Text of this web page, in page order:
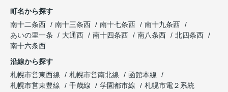
町名から探す
南十二条西
南十三条西 南十七条西
南十九条西
あいの里一条
大通西 南十四条西 南八条西
北四条西
南十六条西
沿線から探す
札幌市営東西線
札幌市営南北線
函館本線
札幌市営東豊線
千歳線 学園都市線
札幌市電２系統